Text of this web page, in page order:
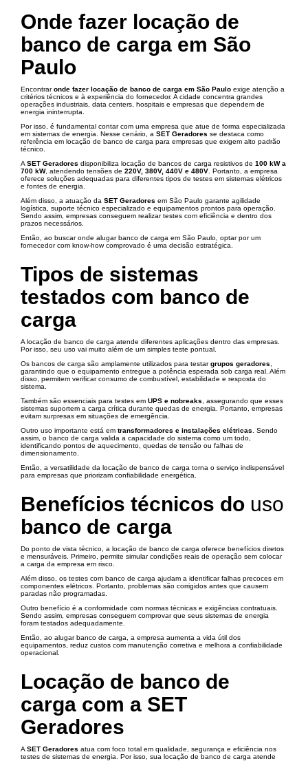
Onde fazer locação de
banco de carga em São
Paulo
Encontraronde fazer locação de banco de carga em São Paulo exige atenção a
critérios técnicos e à experiência do fornecedor. A cidade concentra grandes
operações industriais, data centers, hospitais e empresas que dependem de
energia ininterrupta.
Por isso, é fundamental contar com uma empresa que atue de forma especializada
em sistemas de energia. Nesse cenário, a SET Geradores se destaca como
referência em locação de banco de carga para empresas que exigem alto padrão
técnico.
A SET Geradores disponibiliza locação de bancos de carga resistivos de 100 kW a
700 kW, atendendo tensões de 220V, 380V, 440V e 480V . Portanto, a empresa
oferece soluções adequadas para diferentes tipos de testes em sistemas elétricos
e fontes de energia.
Além disso, a atuação da SET Geradores em São Paulo garante agilidade
logística, suporte técnico especializado e equipamentos prontos para operação.
Sendo assim, empresas conseguem realizar testes com eficiência e dentro dos
prazos necessários.
Então, ao buscar onde alugar banco de carga em São Paulo, optar por um
fornecedor com know-how comprovado é uma decisão estratégica.
Tipos de sistemas
testados com banco de
carga
A locação de banco de carga atende diferentes aplicações dentro das empresas.
Por isso, seu uso vai muito além de um simples teste pontual.
Os bancos de carga são amplamente utilizados para testargrupos geradores
garantindo que o equipamento entregue a potência esperada sob carga real. Além
disso, permitem verificar consumo de combustível, estabilidade e resposta do
sistema.
Também são essenciais para testes em UPS e nobreaks , assegurando que esses
sistemas suportem a carga crítica durante quedas de energia. Portanto, empresas
evitam surpresas em situações de emergência.
Outro uso importante está em transformadores e instalações elétricas . Sendo
assim, o banco de carga valida a capacidade do sistema como um todo,
identificando pontos de aquecimento, quedas de tensão ou falhas de
dimensionamento.
Então, a versatilidade da locação de banco de carga torna o serviço indispensável
para empresas que priorizam confiabilidade energética.
Benefícios técnicos do uso
banco de carga
Do ponto de vista técnico, a locação de banco de carga oferece benefícios diretos
e mensuráveis. Primeiro, permite simular condições reais de operação sem colocar
a carga da empresa em risco.
Além disso, os testes com banco de carga ajudam a identificar falhas precoces em
componentes elétricos. Portanto, problemas são corrigidos antes que causem
paradas não programadas.
Outro benefício é a conformidade com normas técnicas e exigências contratuais.
Sendo assim, empresas conseguem comprovar que seus sistemas de energia
foram testados adequadamente.
Então, ao alugar banco de carga, a empresa aumenta a vida útil dos
equipamentos, reduz custos com manutenção corretiva e melhora a confiabilidade
operacional.
Locação de banco de
carga com a SET
Geradores
A SET Geradores atua com foco total em qualidade, segurança e eficiência nos
testes de sistemas de energia. Por isso, sua locação de banco de carga atende